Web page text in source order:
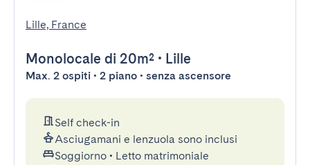
Lille, France
Monolocale di 20m² • Lille
Max. 2 ospiti • 2 piano • senza ascensore
Self check-in
Asciugamani e lenzuola sono inclusi
Soggiorno • Letto matrimoniale